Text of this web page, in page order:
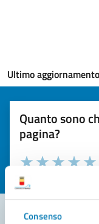
Consenso
Ultimo
Quanto sono
pagina?
Valuta la chiarezza
Seleziona il
Valuta 1 stelle su 5